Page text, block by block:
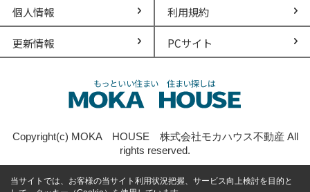
個人情報 利用規約
更新情報 PCサイト
Copyright(c) MOKA HOUSE 株式会社モカハウス不動産 All
rights reserved.
当サイトでは、お客様の当サイト利用状況把握、サービス向上検討を目的と